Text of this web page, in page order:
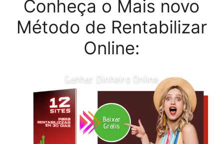
Conheça o Mais novo
Método de Rentabilizar
Online: